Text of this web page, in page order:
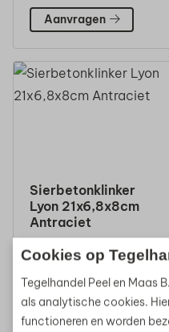
Aanvragen
Sierbetonklinker
Lyon 21x6,8x8cm
Antraciet
Aanvragen
Cookies op
Tegelhandel Peel en Maas
als analytische cookies.
functioneren en worden